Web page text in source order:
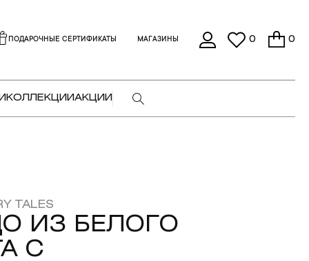
ПОДАРОЧНЫЕ СЕРТИФИКАТЫ МАГАЗИНЫ 0 0
КОЛЛЕКЦИИАКЦИИ
TALES
ИЗ БЕЛОГО
С